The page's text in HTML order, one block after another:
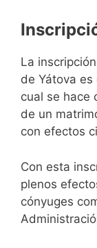
La
de Yátova
cual se hace
de un
con efectos
Con esta
plenos
cónyuges